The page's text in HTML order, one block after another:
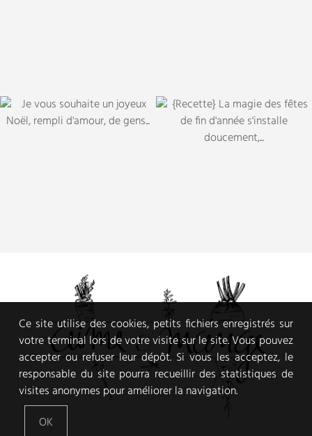
Ce site utilise des cookies, petits fichiers enregistrés sur
votre terminal lors de votre visite sur le site. Vous pouvez
accepter ou refuser leur dépôt. Si vous les acceptez, le
responsable du site pourra recueillir des statistiques de
visites anonymes pour améliorer la navigation.
OK